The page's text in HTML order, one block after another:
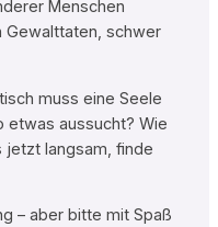
Menschen
Gewalttaten, schwer
muss eine Seele
etwas aussucht? Wie
jetzt langsam, finde
– aber bitte mit Spaß